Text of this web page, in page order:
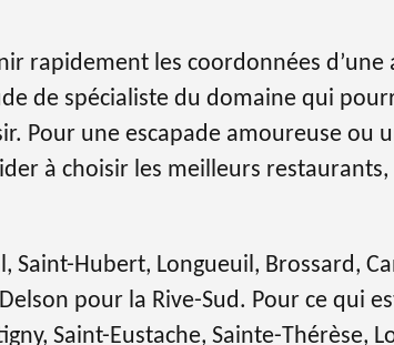
rapidement les coordonnées d’une
de spécialiste du domaine qui
Pour une escapade amoureuse ou
à choisir les meilleurs
Hubert, Longueuil, Brossard,
pour la Rive-Sud. Pour ce qui
Saint-Eustache, Sainte-Thérèse,